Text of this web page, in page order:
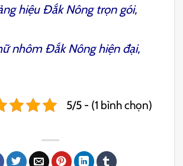
hiệu Đắk Nôngtrọn gói,
nhôm Đắk Nônghiện đại,
5/5 - (1 bình chọn)